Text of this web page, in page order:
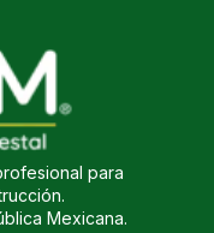
para
Mexicana.